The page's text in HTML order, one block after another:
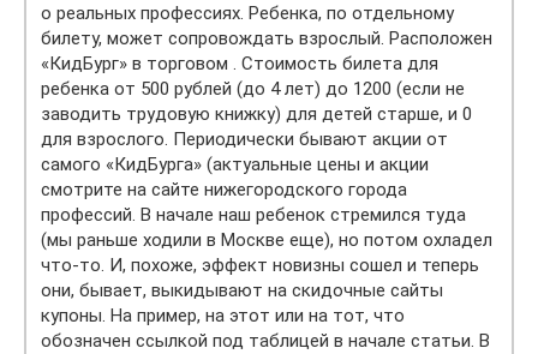
о реальных профессиях. Ребенка, по отдельному
билету, может сопровождать взрослый. Расположен
«КидБург» в торговом . Стоимость билета для
ребенка от 500 рублей (до 4 лет) до 1200 (если не
заводить трудовую книжку) для детей старше, и 0
для взрослого. Периодически бывают акции от
самого «КидБурга» (актуальные цены и акции
смотрите на сайте нижегородского города
профессий. В начале наш ребенок стремился туда
(мы раньше ходили в Москве еще), но потом охладел
что-то. И, похоже, эффект новизны сошел и теперь
они, бывает, выкидывают на скидочные сайты
купоны. На пример, на этот или на тот, что
обозначен ссылкой под таблицей в начале статьи. В